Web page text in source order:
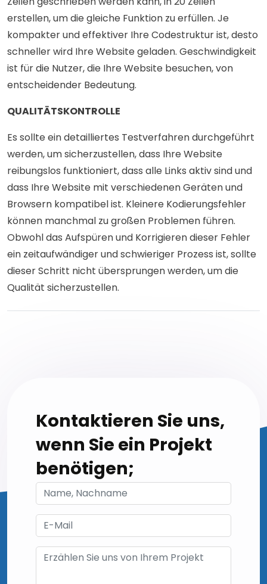
erstellen, um die gleiche Funktion zu erfüllen. Je
kompakter und effektiver Ihre Codestruktur ist, desto
schneller wird Ihre Website geladen. Geschwindigkeit
ist für die Nutzer, die Ihre Website besuchen, von
entscheidender Bedeutung.
QUALITÄTSKONTROLLE
Es sollte ein detailliertes Testverfahren durchgeführt
werden, um sicherzustellen, dass Ihre Website
reibungslos funktioniert, dass alle Links aktiv sind und
dass Ihre Website mit verschiedenen Geräten und
Browsern kompatibel ist. Kleinere Kodierungsfehler
können manchmal zu großen Problemen führen.
Obwohl das Aufspüren und Korrigieren dieser Fehler
ein zeitaufwändiger und schwieriger Prozess ist, sollte
dieser Schritt nicht übersprungen werden, um die
Qualität sicherzustellen.
Kontaktieren Sie uns,
wenn Sie ein Projekt
benötigen;